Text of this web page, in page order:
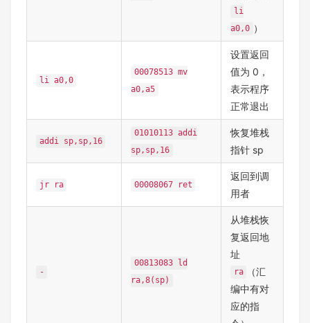
li
a0,0 ）
li a0,0
00078513 mv
a0,a5
设置返回
值为 0，
表示程序
正常退出
addi sp,sp,16
01010113 addi
sp,sp,16
恢复堆栈
指针 sp
jr ra 00008067 ret
返回到调
用者
-
00813083 ld
ra,8(sp)
从堆栈恢
复返回地
址
ra
（汇
编中有对
应的指